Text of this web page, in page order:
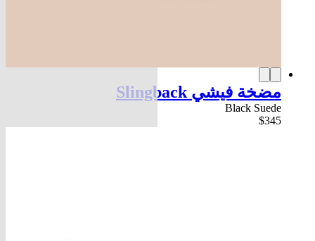
مضخة فيشي Slingback
Black Suede
$345